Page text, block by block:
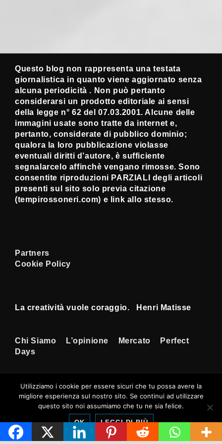
Questo blog non rappresenta una testata
giornalistica in quanto viene aggiornato senza
alcuna periodicità . Non può pertanto
considerarsi un prodotto editoriale ai sensi
della legge n° 62 del 07.03.2001. Alcune delle
immagini usate sono tratte da internet e,
pertanto, considerate di pubblico dominio;
qualora la loro pubblicazione violasse
eventuali diritti d’autore, è sufficiente
segnalarcelo affinchè vengano rimosse. Sono
consentite riproduzioni PARZIALI degli articoli
presenti sul sito solo previa citazione
(tempirossoneri.com) e link allo stesso.
Partners
Cookie Policy
La creatività vuole coraggio. Henri Matisse
Menu
Footer
Chi Siamo L’opinione Mercato
Perfect
Days
Copyright © 2026Tempi Rossoneri |
Sviluppato daTema responsive
Utilizziamo i cookie per essere sicuri che tu possa avere la
migliore esperienza sul nostro sito. Se continui ad utilizzare
questo sito noi assumiamo che tu ne sia felice.
OK LEGGI DI PIÙ